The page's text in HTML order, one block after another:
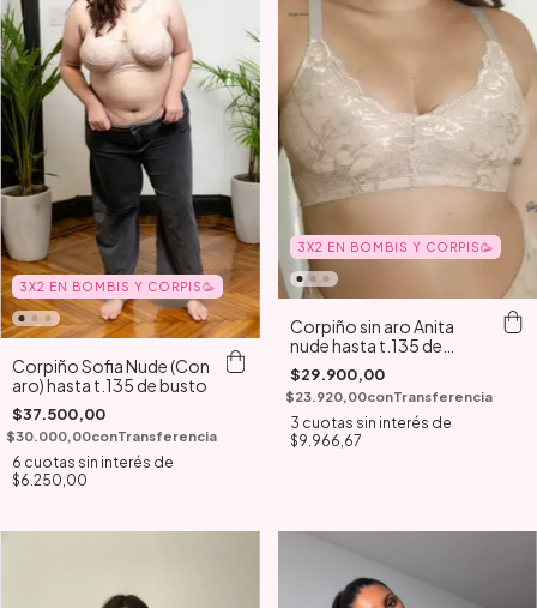
3X2 EN BOMBIS Y CORPIS🥳
Corpiño Sofia Nude (Con
aro) hasta t.135 de busto
$37.500,00
$30.000,00conTransferencia
6 cuotas sin interés de
$6.250,00
3X2 EN BOMBIS Y CORPIS🥳
Corpiño sin aro Anita
nude hasta t.135 de
busto
$29.900,00
$23.920,00conTransferencia
3 cuotas sin interés de
$9.966,67